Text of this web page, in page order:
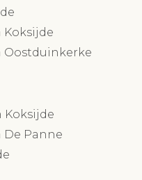
Panne